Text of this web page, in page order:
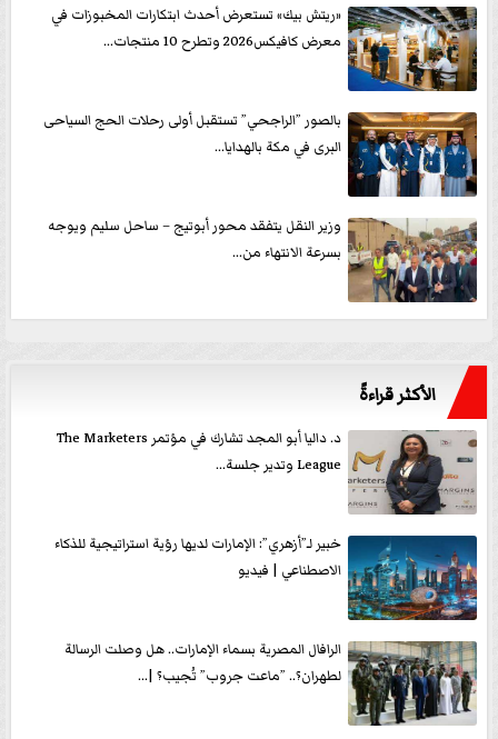
«ريتش بيك» تستعرض أحدث ابتكارات المخبوزات في
معرض كافيكس2026 وتطرح 10 منتجات...
بالصور ”الراجحي” تستقبل أولى رحلات الحج السياحى
البرى في مكة بالهدايا...
وزير النقل يتفقد محور أبوتيج – ساحل سليم ويوجه
بسرعة الانتهاء من...
الأكثر قراءةً
د. داليا أبو المجد تشارك في مؤتمر The Marketers
League وتدير جلسة...
خبير لـ”أزهري”: الإمارات لديها رؤية استراتيجية للذكاء
الاصطناعي | فيديو
الرافال المصرية بسماء الإمارات.. هل وصلت الرسالة
لطهران؟.. ”ماعت جروب” تُجيب؟ |...